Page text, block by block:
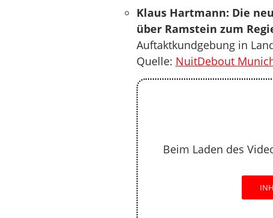
Klaus Hartmann: Die
über Ramstein zum
Auftaktkundgebung in
Quelle: NuitDebout
Beim Laden des